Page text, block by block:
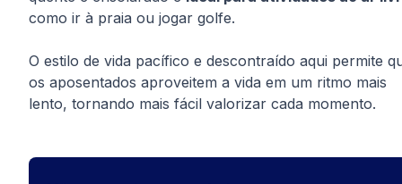
como ir à praia ou jogar golfe.
O estilo de vida pacífico e descontraído aqui permite
os aposentados aproveitem a vida em um ritmo mais
lento, tornando mais fácil valorizar cada momento.